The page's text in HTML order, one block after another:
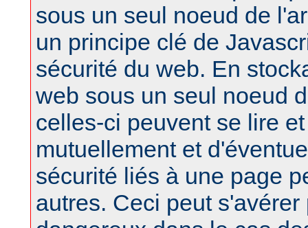
sous un seul noeud de
un principe clé de
sécurité du web. En
web sous un seul noeud
celles-ci peuvent se lire
mutuellement et
sécurité liés à une page
autres. Ceci peut